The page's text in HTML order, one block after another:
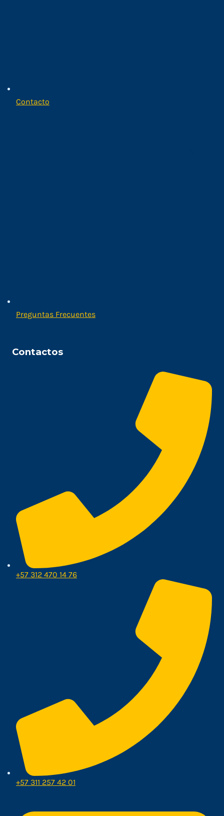
Contacto
Preguntas Frecuentes
Contactos
+57 312 470 14 76
+57 311 257 42 01